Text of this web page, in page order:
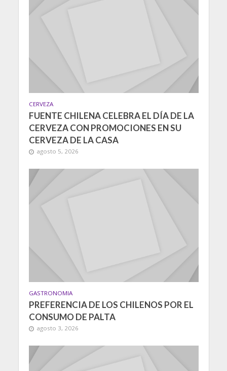
CERVEZA
FUENTE CHILENA CELEBRA EL DÍA DE LA
CERVEZA CON PROMOCIONES EN SU
CERVEZA DE LA CASA
agosto 5, 2026
GASTRONOMIA
PREFERENCIA DE LOS CHILENOS POR EL
CONSUMO DE PALTA
agosto 3, 2026